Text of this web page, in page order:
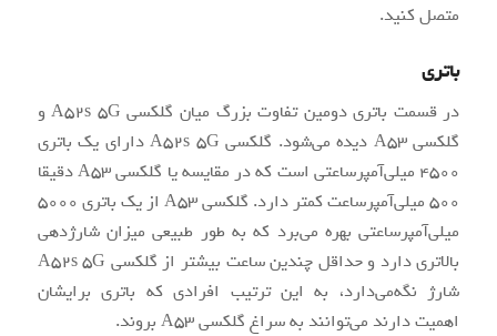
متصل کنید.
باتری
در قسمت باتری دومین تفاوت بزرگ میان گلکسی A52s 5G و
گلکسی A53 دیده می‌شود. گلکسی A52s 5G دارای یک باتری
4500 میلی‌آمپرساعتی است که در مقایسه یا گلکسی A53 دقیقا
500 میلی‌آمپرساعت کمتر دارد. گلکسی A53 از یک باتری 5000
میلی‌آمپرساعتی بهره می‌برد که به طور طبیعی میزان شارژدهی
بالاتری دارد و حداقل چندین ساعت بیشتر از گلکسی A52s 5G
شارژ نگه‌می‌دارد، به این ترتیب افرادی که باتری برایشان
اهمیت دارند می‌توانند به سراغ گلکسی A53 بروند.